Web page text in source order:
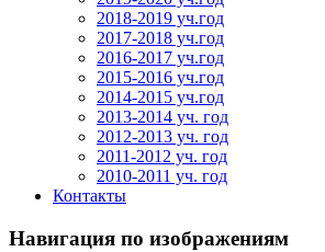
2018-2019 уч.год
2017-2018 уч.год
2016-2017 уч.год
2015-2016 уч.год
2014-2015 уч.год
2013-2014 уч. год
2012-2013 уч. год
2011-2012 уч. год
2010-2011 уч. год
Контакты
Навигация по изображениям